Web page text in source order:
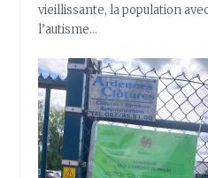
vieillissante, la population
l’autisme…